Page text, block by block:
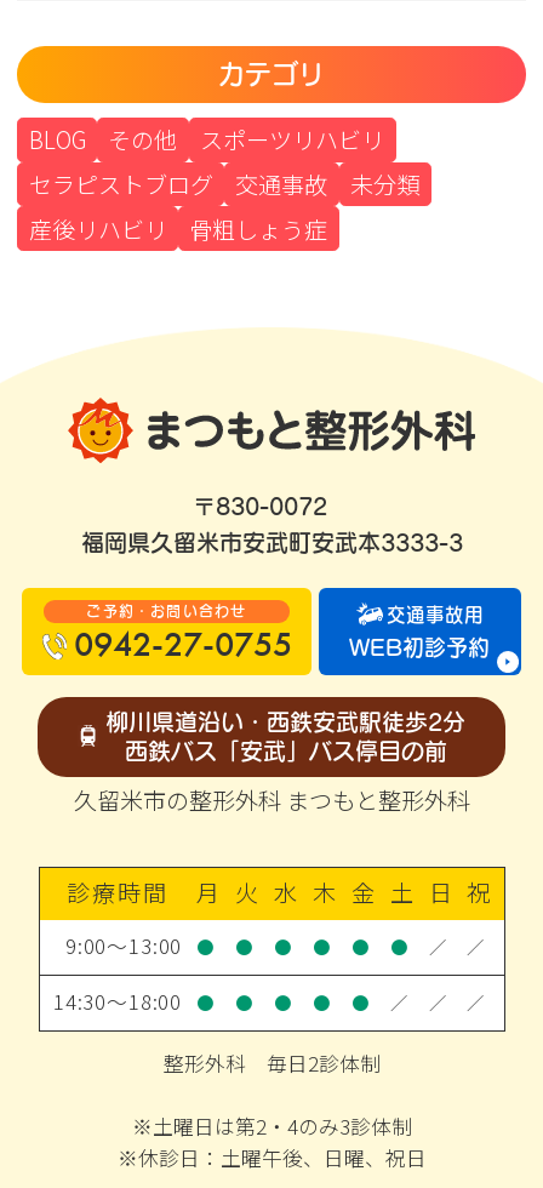
カテゴリ
BLOG その他
スポーツリハビリ
セラピストブログ
交通事故
未分類
産後リハビリ
骨粗しょう症
〒830-0072
福岡県久留米市安武町安武本3333-3
ご予約・お問い合わせ
0942-27-0755
交通事故用
WEB初診予約
柳川県道沿い・西鉄安武駅徒歩2分
西鉄バス「安武」バス停目の前
久留米市の整形外科 まつもと整形外科
診療時間 月 火 水 木 金 土 日 祝
9:00～13:00 ● ● ● ● ● ● ／ ／
14:30～18:00 ● ● ● ● ● ／ ／ ／
整形外科 毎日2診体制
※土曜日は第2・4のみ3診体制
※休診日：土曜午後、日曜、祝日